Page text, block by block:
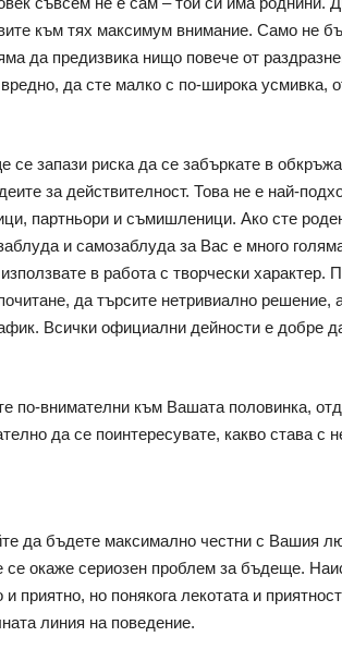
към тях максимум внимание. Само не
да предизвика нищо повече от
да сте малко с по-широка усмивка,
се запази риска да се забъркате в
за действителност. Това не е най-
партньори и съмишленици. Ако сте
и самозаблуда за Вас е много
в работа с творчески характер.
да търсите нетривиално решение,
Всички официални дейности е добре
по-внимателни към Вашата половинка,
да се поинтересувате, какво става с
да бъдете максимално честни с Вашия
окаже сериозен проблем за бъдеще.
и приятно, но понякога лекотата и
линия на поведение.